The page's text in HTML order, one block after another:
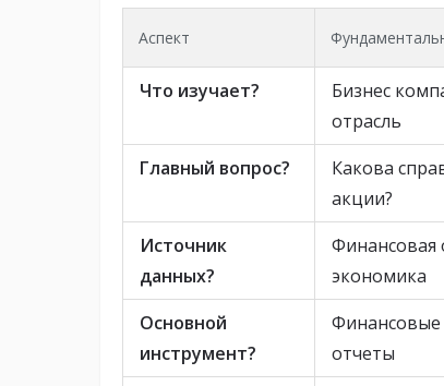
Аспект
Что изучает?
Бизнес
отрасль
Главный вопрос?
Какова
акции?
Источник
данных?
Финансовая
экономика
Основной
инструмент?
отчеты